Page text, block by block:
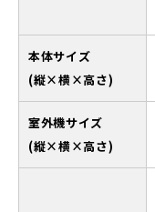
本体サイズ
(縦×横×高さ)
室外機サイズ
(縦×横×高さ)